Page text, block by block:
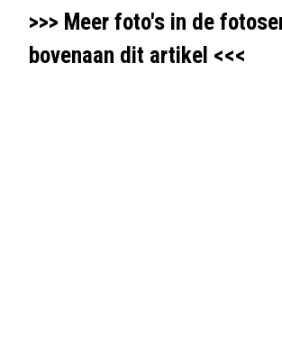
>>> Meer foto's in de
bovenaan dit artikel <<<